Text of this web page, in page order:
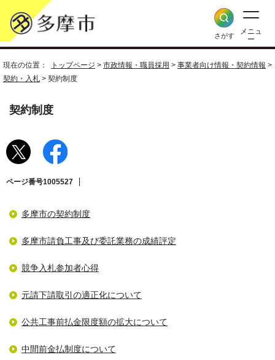
さがす
メニュ
ー
現在の位置： トップページ > 市政情報・職員採用 > 事業者向け情報・契約情報 >
契約・入札 > 契約制度
契約制度
ページ番号1005527
多摩市の契約制度
多摩市請負工事及び委託業務の成績評定
競争入札参加者心得
元請下請取引の適正化について
公共工事前払金限度額の拡大について
中間前金払制度について